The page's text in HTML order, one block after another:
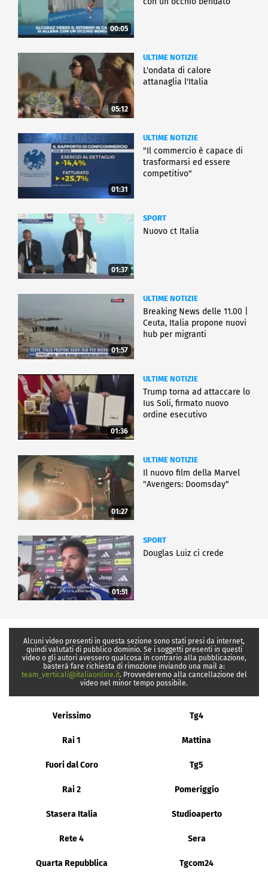
00:05
05:12
ULTIME NOTIZIE
L'ondata di calore
attanaglia l'Italia
01:31
ULTIME NOTIZIE
"Il commercio è capace di
trasformarsi ed essere
competitivo"
01:37
SPORT
Nuovo ct Italia
01:57
ULTIME NOTIZIE
Breaking News delle 11.00 |
Ceuta, Italia propone nuovi
hub per migranti
01:36
ULTIME NOTIZIE
Trump torna ad attaccare lo
Ius Soli, firmato nuovo
ordine esecutivo
01:27
ULTIME NOTIZIE
Il nuovo film della Marvel
"Avengers: Doomsday"
01:51
SPORT
Douglas Luiz ci crede
Alcuni video presenti in questa sezione sono stati presi da internet,
quindi valutati di pubblico dominio. Se i soggetti presenti in questi
video o gli autori avessero qualcosa in contrario alla pubblicazione,
basterà fare richiesta di rimozione inviando una mail a:
team_verticali@italiaonline.it. Provvederemo alla cancellazione del
video nel minor tempo possibile.
Verissimo Tg4
Rai 1 Mattina
Fuori dal Coro Tg5
Rai 2 Pomeriggio
Stasera Italia Studioaperto
Rete 4 Sera
Quarta Repubblica Tgcom24